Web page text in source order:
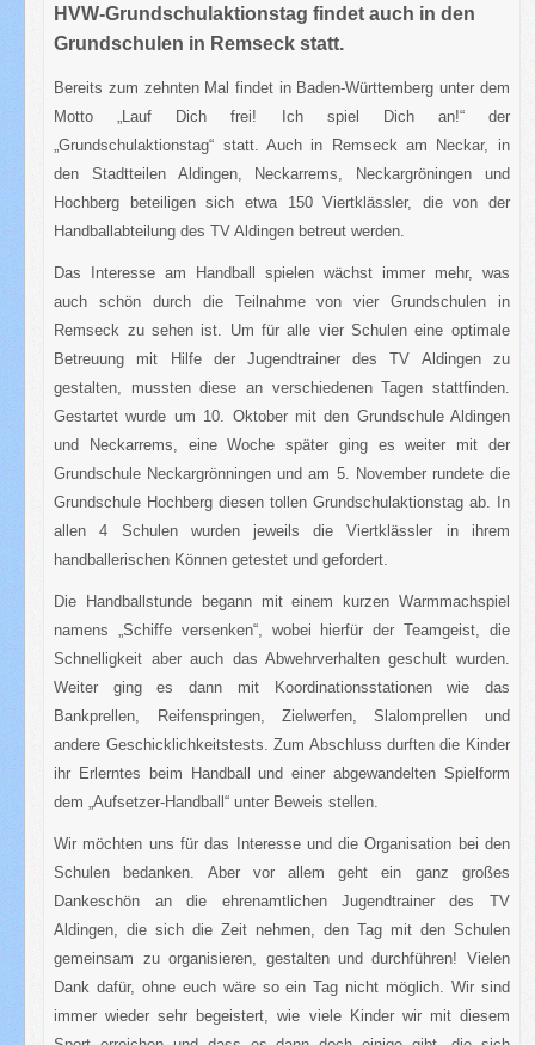
HVW-Grundschulaktionstag findet auch in den
Grundschulen in Remseck statt.
Bereits zum zehnten Mal findet in Baden-Württemberg unter dem
Motto „Lauf Dich frei! Ich spiel Dich an!“ der
„Grundschulaktionstag“ statt. Auch in Remseck am Neckar, in
den Stadtteilen Aldingen, Neckarrems, Neckargröningen und
Hochberg beteiligen sich etwa 150 Viertklässler, die von der
Handballabteilung des TV Aldingen betreut werden.
Das Interesse am Handball spielen wächst immer mehr, was
auch schön durch die Teilnahme von vier Grundschulen in
Remseck zu sehen ist. Um für alle vier Schulen eine optimale
Betreuung mit Hilfe der Jugendtrainer des TV Aldingen zu
gestalten, mussten diese an verschiedenen Tagen stattfinden.
Gestartet wurde um 10. Oktober mit den Grundschule Aldingen
und Neckarrems, eine Woche später ging es weiter mit der
Grundschule Neckargrönningen und am 5. November rundete die
Grundschule Hochberg diesen tollen Grundschulaktionstag ab. In
allen 4 Schulen wurden jeweils die Viertklässler in ihrem
handballerischen Können getestet und gefordert.
Die Handballstunde begann mit einem kurzen Warmmachspiel
namens „Schiffe versenken“, wobei hierfür der Teamgeist, die
Schnelligkeit aber auch das Abwehrverhalten geschult wurden.
Weiter ging es dann mit Koordinationsstationen wie das
Bankprellen, Reifenspringen, Zielwerfen, Slalomprellen und
andere Geschicklichkeitstests. Zum Abschluss durften die Kinder
ihr Erlerntes beim Handball und einer abgewandelten Spielform
dem „Aufsetzer-Handball“ unter Beweis stellen.
Wir möchten uns für das Interesse und die Organisation bei den
Schulen bedanken. Aber vor allem geht ein ganz großes
Dankeschön an die ehrenamtlichen Jugendtrainer des TV
Aldingen, die sich die Zeit nehmen, den Tag mit den Schulen
gemeinsam zu organisieren, gestalten und durchführen! Vielen
Dank dafür, ohne euch wäre so ein Tag nicht möglich. Wir sind
immer wieder sehr begeistert, wie viele Kinder wir mit diesem